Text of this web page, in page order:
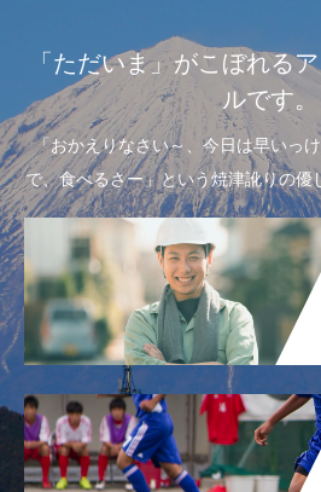
「ただいま」がこぼれる
ルです。
「おかえりなさい～、今日は早いっ
で、食べるさー」という焼津訛りの優